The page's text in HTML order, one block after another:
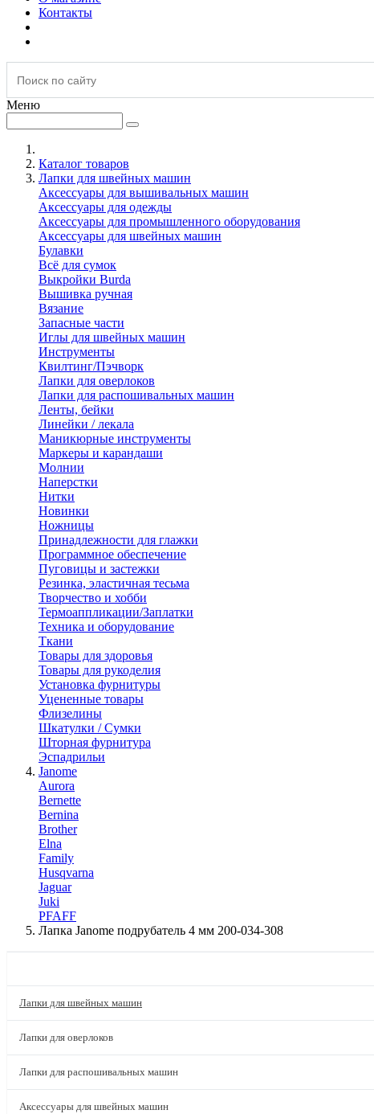
Контакты
Меню
Каталог товаров
Лапки для швейных машин
Аксессуары для вышивальных машин
Аксессуары для одежды
Аксессуары для промышленного оборудования
Аксессуары для швейных машин
Булавки
Всё для сумок
Выкройки Burda
Вышивка ручная
Вязание
Запасные части
Иглы для швейных машин
Инструменты
Квилтинг/Пэчворк
Лапки для оверлоков
Лапки для распошивальных машин
Ленты, бейки
Линейки / лекала
Маникюрные инструменты
Маркеры и карандаши
Молнии
Наперстки
Нитки
Новинки
Ножницы
Принадлежности для глажки
Программное обеспечение
Пуговицы и застежки
Резинка, эластичная тесьма
Творчество и хобби
Термоаппликации/Заплатки
Техника и оборудование
Ткани
Товары для здоровья
Товары для рукоделия
Установка фурнитуры
Уцененные товары
Флизелины
Шкатулки / Сумки
Шторная фурнитура
Эспадрильи
Janome
Aurora
Bernette
Bernina
Brother
Elna
Family
Husqvarna
Jaguar
Juki
PFAFF
Лапка Janome подрубатель 4 мм 200-034-308
Лапки для швейных машин
Лапки для оверлоков
Лапки для распошивальных машин
Аксессуары для швейных машин